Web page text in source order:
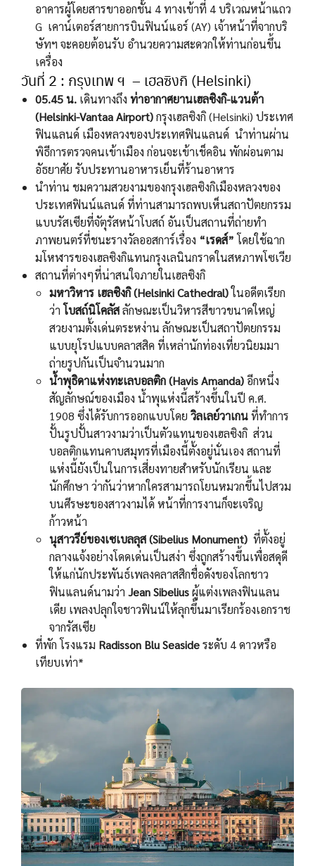
อาคารผู้โดยสารขาออกชั้น 4 ทางเข้าที่ 4 บริเวณหน้าแถว
G เคาน์เตอร์สายการบินฟินน์แอร์ (AY) เจ้าหน้าที่จากบริ
ษัทฯ จะคอยต้อนรับ อำนวยความสะดวกให้ท่านก่อนขึ้น
เครื่อง
วันที่ 2 : กรุงเทพ ฯ – เฮลซิงกิ (Helsinki)
05.45 น. เดินทางถึง ท่าอากาศยานเฮลซิงกิ-แวนต้า
(Helsinki-Vantaa Airport)กรุงเฮลซิงกิ (Helsinki) ประเทศ
ฟินแลนด์ เมืองหลวงของประเทศฟินแลนด์ นำท่านผ่าน
พิธีการตรวจคนเข้าเมือง ก่อนจะเข้าเช็คอิน พักผ่อนตาม
อัธยาศัย รับประทานอาหารเย็นที่ร้านอาหาร
นำท่าน ชมความสวยงามของกรุงเฮลซิงกิเมืองหลวงของ
ประเทศฟินน์แลนด์ ที่ท่านสามารถพบเห็นสถาปัตยกรรม
แบบรัสเซียที่จัตุรัสหน้าโบสถ์ อันเป็นสถานที่ถ่ายทำ
ภาพยนตร์ที่ชนะรางวัลออสการ์เรื่อง “เรดส์” โดยใช้ฉาก
มโหฬารของเฮลซิงกิแทนกรุงเลนินกราดในสหภาพโซเวีย
สถานที่ต่างๆที่น่าสนใจภายในเฮลซิงกิ
มหาวิหาร เฮลซิงกิ (Helsinki Cathedral)ในอดีตเรียก
ว่า โบสถ์นิโคลัสลักษณะเป็นวิหารสีขาวขนาดใหญ่
สวยงามตั้งเด่นตระหง่าน ลักษณะเป็นสถาปัตยกรรม
แบบยุโรปแบบคลาสสิค ที่เหล่านักท่องเที่ยวนิยมมา
ถ่ายรูปกันเป็นจำนวนมาก
น้ำพุธิดาแห่งทะเลบอลติก (Havis Amanda)อีกหนึ่ง
สัญลักษณ์ของเมือง น้ำพุแห่งนี้สร้างขึ้นในปี ค.ศ.
1908 ซึ่งได้รับการออกแบบโดย วิลเลย์วาเกนที่ทำการ
ปั้นรูปปั้นสาวงามว่าเป็นตัวแทนของเฮลซิงกิ ส่วน
บอลติกแทนคาบสมุทรที่เมืองนี้ตั้งอยู่นั่นเอง สถานที่
แห่งนี้ยังเป็นในการเสี่ยงทายสำหรับนักเรียน และ
นักศึกษา ว่ากันว่าหากใครสามารถโยนหมวกขึ้นไปสวม
บนศีรษะของสาวงามได้ หน้าที่การงานก็จะเจริญ
ก้าวหน้า
นุสาวรีย์ของเซเบลลุส (Sibelius Monument) ที่ตั้งอยู่
กลางแจ้งอย่างโดดเด่นเป็นสง่า ซึ่งถูกสร้างขึ้นเพื่อสดุดี
ให้แก่นักประพันธ์เพลงคลาสสิกชื่อดังของโลกชาว
ฟินแลนด์นามว่า Jean Sibeliusผู้แต่งเพลงฟินแลน
เดีย เพลงปลุกใจชาวฟินน์ให้ลุกขึ้นมาเรียกร้องเอกราช
จากรัสเซีย
ที่พัก โรงแรม Radisson Blu Seasideระดับ 4 ดาวหรือ
เทียบเท่า*